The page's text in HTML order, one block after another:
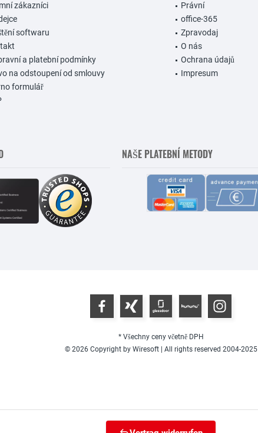
zákazníci
softwaru
a platební podmínky
na odstoupení od smlouvy
formulář
Právní
office-365
Zpravodaj
O nás
Ochrana údajů
Impresum
NAŠE PLATEBNÍ METODY
* Všechny ceny včetně DPH
© 2026 Copyright by Wiresoft | All rights reserved 2004-2025